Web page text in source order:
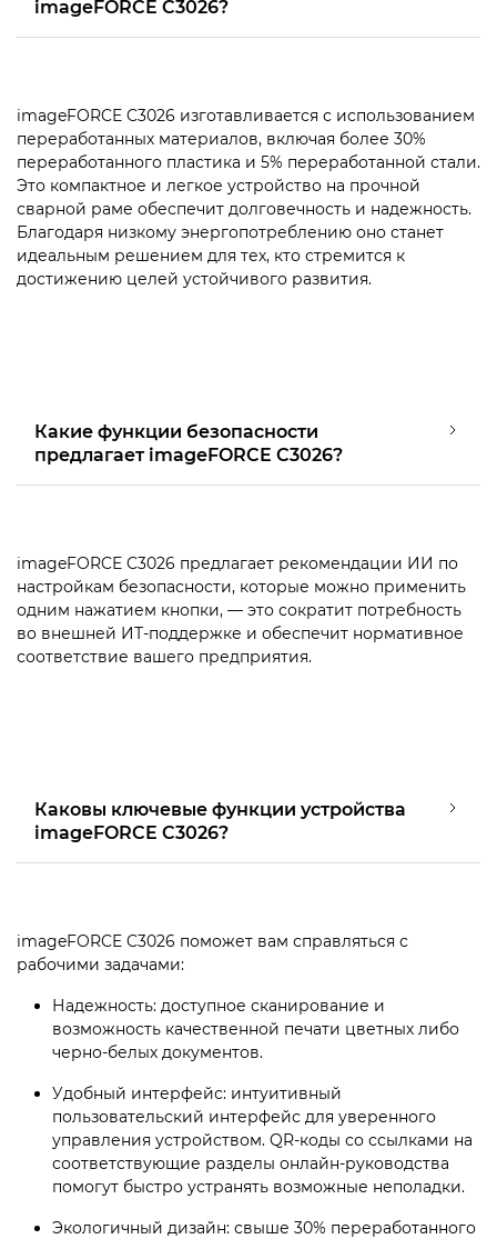
imageFORCE C3026?
imageFORCE C3026 изготавливается с использованием
переработанных материалов, включая более 30%
переработанного пластика и 5% переработанной стали.
Это компактное и легкое устройство на прочной
сварной раме обеспечит долговечность и надежность.
Благодаря низкому энергопотреблению оно станет
идеальным решением для тех, кто стремится к
достижению целей устойчивого развития.
Какие функции безопасности
предлагает imageFORCE C3026?
imageFORCE C3026 предлагает рекомендации ИИ по
настройкам безопасности, которые можно применить
одним нажатием кнопки, — это сократит потребность
во внешней ИТ-поддержке и обеспечит нормативное
соответствие вашего предприятия.
Каковы ключевые функции устройства
imageFORCE C3026?
imageFORCE C3026 поможет вам справляться с
рабочими задачами:
Надежность: доступное сканирование и
возможность качественной печати цветных либо
черно-белых документов.
Удобный интерфейс: интуитивный
пользовательский интерфейс для уверенного
управления устройством. QR-коды со ссылками на
соответствующие разделы онлайн-руководства
помогут быстро устранять возможные неполадки.
Экологичный дизайн: свыше 30% переработанного